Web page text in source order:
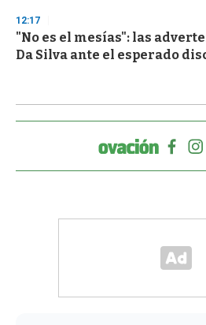
12:17
"No es el mesías": las
Da Silva ante el esperado